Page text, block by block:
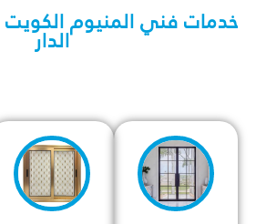
خدمات فني المنيوم
الدار